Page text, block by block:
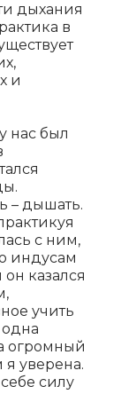
дыхания
в
и
нас был
– дышать.
с ним,
индусам
казался
учить
огромный
я уверена.
силу